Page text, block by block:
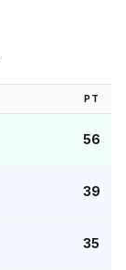
PT
56
39
35